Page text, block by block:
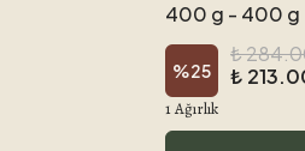
400 g - 400 g
%25
₺
₺
1 Ağırlık